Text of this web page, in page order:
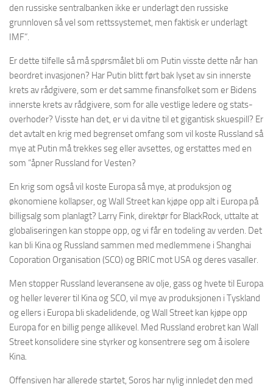
den russiske sentralbanken ikke er underlagt den russiske
grunnloven så vel som rettssystemet, men faktisk er underlagt
IMF”.
Er dette tilfelle så må spørsmålet bli om Putin visste dette når han
beordret invasjonen? Har Putin blitt ført bak lyset av sin innerste
krets av rådgivere, som er det samme finansfolket som er Bidens
innerste krets av rådgivere, som for alle vestlige ledere og stats-
overhoder? Visste han det, er vi da vitne til et gigantisk skuespill? Er
det avtalt en krig med begrenset omfang som vil koste Russland så
mye at Putin må trekkes seg eller avsettes, og erstattes med en
som “åpner Russland for Vesten?
En krig som også vil koste Europa så mye, at produksjon og
økonomiene kollapser, og Wall Street kan kjøpe opp alt i Europa på
billigsalg som planlagt? Larry Fink, direktør for BlackRock, uttalte at
globaliseringen kan stoppe opp, og vi får en todeling av verden. Det
kan bli Kina og Russland sammen med medlemmene i Shanghai
Coporation Organisation (SCO) og BRIC mot USA og deres vasaller.
Men stopper Russland leveransene av olje, gass og hvete til Europa
og heller leverer til Kina og SCO, vil mye av produksjonen i Tyskland
og ellers i Europa bli skadelidende, og Wall Street kan kjøpe opp
Europa for en billig penge allikevel. Med Russland erobret kan Wall
Street konsolidere sine styrker og konsentrere seg om å isolere
Kina.
Offensiven har allerede startet, Soros har nylig innledet den med